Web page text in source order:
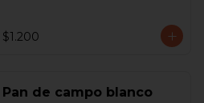
$1.200
Pan de campo blanco